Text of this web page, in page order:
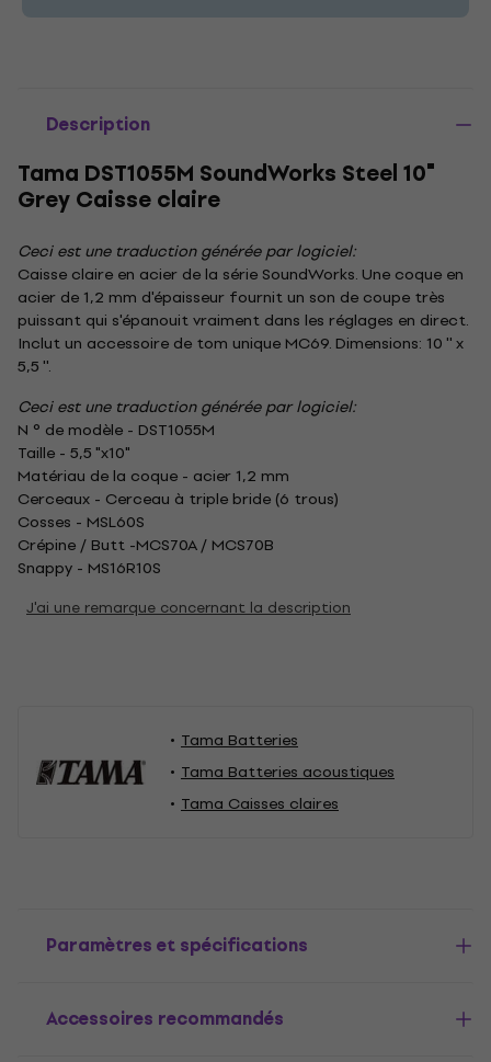
Description
Tama DST1055M SoundWorks Steel 10"
Grey Caisse claire
Ceci est une traduction générée par logiciel:
Caisse claire en acier de la série SoundWorks. Une coque en
acier de 1,2 mm d'épaisseur fournit un son de coupe très
puissant qui s'épanouit vraiment dans les réglages en direct.
Inclut un accessoire de tom unique MC69. Dimensions: 10 '' x
5,5 ''.
Ceci est une traduction générée par logiciel:
N ° de modèle - DST1055M
Taille - 5,5 "x10"
Matériau de la coque - acier 1,2 mm
Cerceaux - Cerceau à triple bride (6 trous)
Cosses - MSL60S
Crépine / Butt -MCS70A / MCS70B
Snappy - MS16R10S
J'ai une remarque concernant la description
Tama Batteries
Tama Batteries acoustiques
Tama Caisses claires
Paramètres et spécifications
Accessoires recommandés